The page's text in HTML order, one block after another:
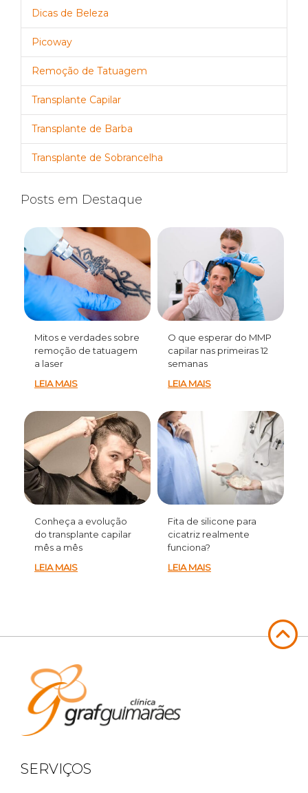
Dicas de Beleza
Picoway
Remoção de Tatuagem
Transplante Capilar
Transplante de Barba
Transplante de Sobrancelha
Posts em Destaque
Mitos e verdades sobre
remoção de tatuagem
a laser
LEIA MAIS
O que esperar do MMP
capilar nas primeiras 12
semanas
LEIA MAIS
Conheça a evolução
do transplante capilar
mês a mês
LEIA MAIS
Fita de silicone para
cicatriz realmente
funciona?
LEIA MAIS
SERVIÇOS